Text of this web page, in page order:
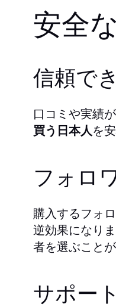
安全
信頼で
口コミや実績
買う日本人を
フォロ
購入するフォ
逆効果になりま
者を選ぶことが
サポー